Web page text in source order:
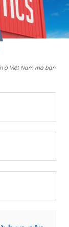
ở Việt Nam mà bạn